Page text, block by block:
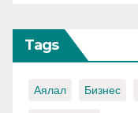
Tags
Аялал Бизнес